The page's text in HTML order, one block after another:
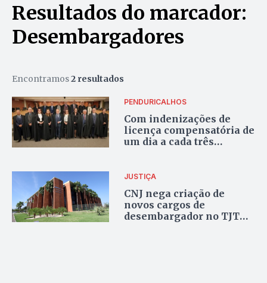
Resultados do marcador:
Desembargadores
Encontramos2 resultados
PENDURICALHOS
Com indenizações de
licença compensatória de
um dia a cada três
TJTO receberam R$ 1,7
milhão em 2025
JUSTIÇA
CNJ nega criação de
novos cargos de
desembargador no TJTO